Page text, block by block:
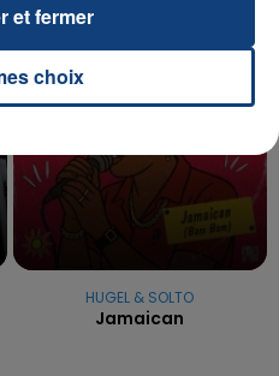
11h56
11h56
HUGEL & SOLTO
Jamaican
choix
et fermer